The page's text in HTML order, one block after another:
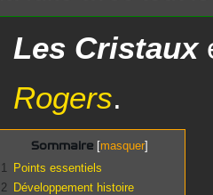
Les Cristaux
Rogers.
Sommaire
1
Points essentiels
2
Développement histoire